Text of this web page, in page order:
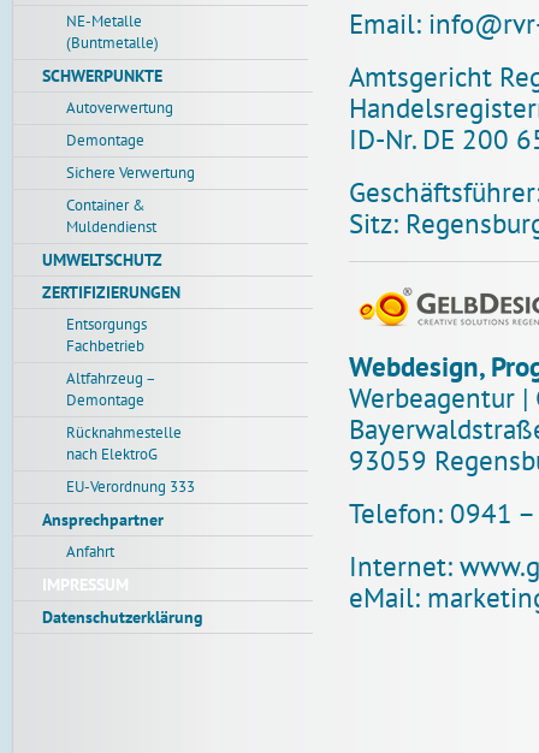
NE-Metalle
(Buntmetalle)
SCHWERPUNKTE
Autoverwertung
Demontage
Sichere Verwertung
Container &
Muldendienst
UMWELTSCHUTZ
ZERTIFIZIERUNGEN
Entsorgungs
Fachbetrieb
Altfahrzeug –
Demontage
Rücknahmestelle
nach ElektroG
EU-Verordnung 333
Ansprechpartner
Anfahrt
IMPRESSUM
Datenschutzerklärung
Email:
Amtsgericht
ID-Nr. DE 200
Sitz:
Webdesign,
Werbeagentur |
93059
Telefon: 0941
Internet:
eMail: